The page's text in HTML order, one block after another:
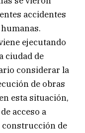
accidentes
ejecutando
ciudad de
considerar la
de obras
esta situación,
acceso a
construcción de